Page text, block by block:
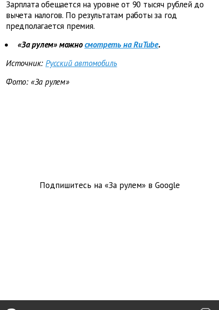
Зарплата обещается на уровне от 90 тысяч рублей до
вычета налогов. По результатам работы за год
предполагается премия.
«За рулем» можносмотреть на RuTube.
Источник: Русский автомобиль
Фото: «За рулем»
Подпишитесь на «За рулем» в Google